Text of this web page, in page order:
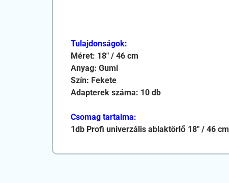
Tulajdonságok:
Méret: 18″ / 46 cm
Anyag: Gumi
Szín: Fekete
Adapterek száma: 10 db
Csomag tartalma:
1db Profi univerzális ablaktörlő 18″ / 46 cm